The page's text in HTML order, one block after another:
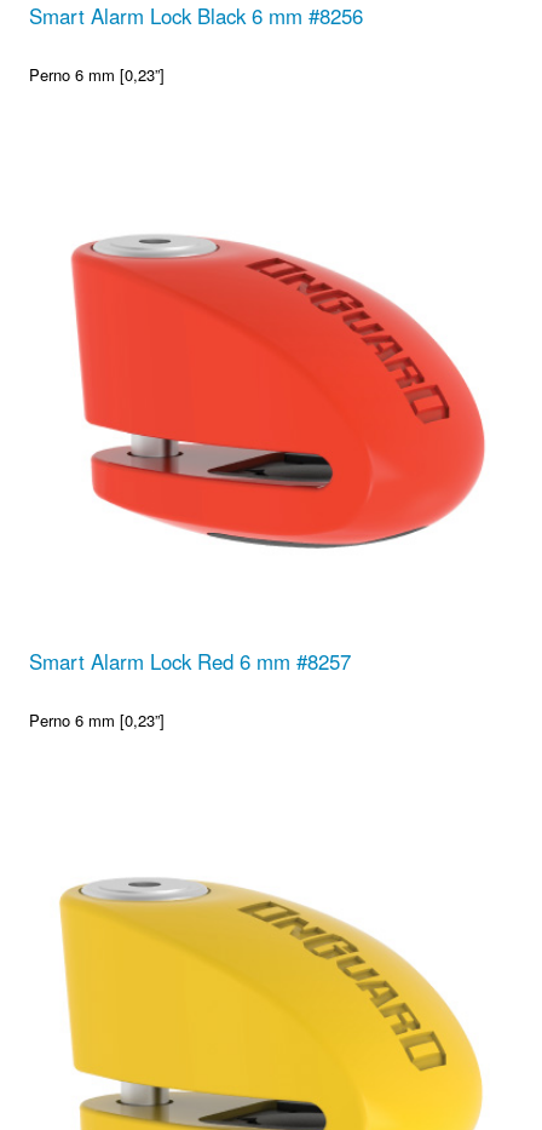
Smart Alarm Lock Black 6 mm #8256
Perno 6 mm [0,23”]
Smart Alarm Lock Red 6 mm #8257
Perno 6 mm [0,23”]